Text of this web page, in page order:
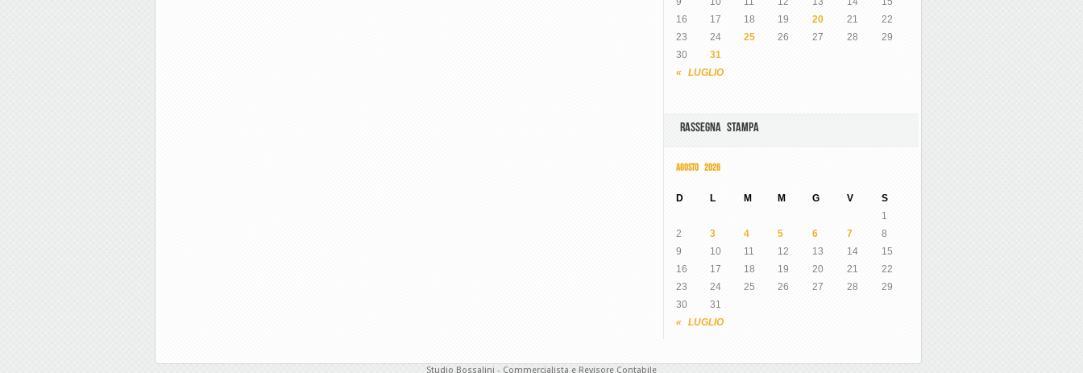
« LUGLIO
16
17 18 19 20 21
22
23
24 25 26 27 28
29
30
31
RASSEGNA STAMPA
AGOSTO 2026
D L M M G V S
« LUGLIO
1
2
3 4 5 6 7
8
9
10 11 12 13 14
15
16
17 18 19 20 21
22
23
24 25 26 27 28
29
30
31
Studio Bossalini - Commercialista e Revisore Contabile